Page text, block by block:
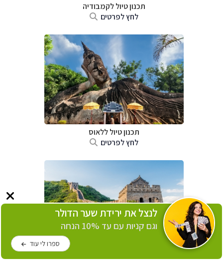
תכנון טיוללקמבודיה
לחץ לפרטים
תכנון טיולללאוס
לחץ לפרטים
תכנון טיוללסין
לנצל את ירידת שער הדולר
וגם קניות עם עד 10% הנחה
ספרו לי עוד